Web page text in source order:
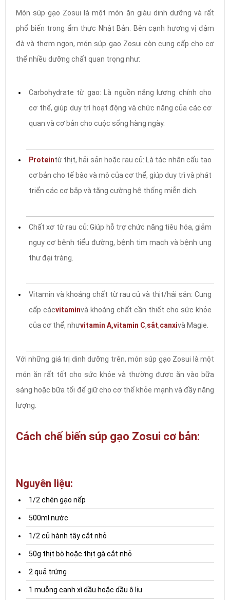
Món súp gạo Zosui là một món ăn giàu dinh dưỡng và rất
phổ biến trong ẩm thực Nhật Bản. Bên cạnh hương vị đậm
đà và thơm ngon, món súp gạo Zosui còn cung cấp cho cơ
thể nhiều dưỡng chất quan trọng như:
Carbohydrate từ gạo: Là nguồn năng lượng chính cho
cơ thể, giúp duy trì hoạt động và chức năng của các cơ
quan và cơ bản cho cuộc sống hàng ngày.
Proteintừ thịt, hải sản hoặc rau củ: Là tác nhân cấu tạo
cơ bản cho tế bào và mô của cơ thể, giúp duy trì và phát
triển các cơ bắp và tăng cường hệ thống miễn dịch.
Chất xơ từ rau củ: Giúp hỗ trợ chức năng tiêu hóa, giảm
nguy cơ bệnh tiểu đường, bệnh tim mạch và bệnh ung
thư đại tràng.
Vitamin và khoáng chất từ rau củ và thịt/hải sản: Cung
cấp cácvitaminvà khoáng chất cần thiết cho sức khỏe
của cơ thể, nhưvitamin A,vitamin C,sắt,canxivà Magie.
Với những giá trị dinh dưỡng trên, món súp gạo Zosui là một
món ăn rất tốt cho sức khỏe và thường được ăn vào bữa
sáng hoặc bữa tối để giữ cho cơ thể khỏe mạnh và đầy năng
lượng.
Cách chế biến súp gạo Zosui cơ bản:
Nguyên liệu:
1/2 chén gạo nếp
500ml nước
1/2 củ hành tây cắt nhỏ
50g thịt bò hoặc thịt gà cắt nhỏ
2 quả trứng
1 muỗng canh xì dầu hoặc dầu ô liu